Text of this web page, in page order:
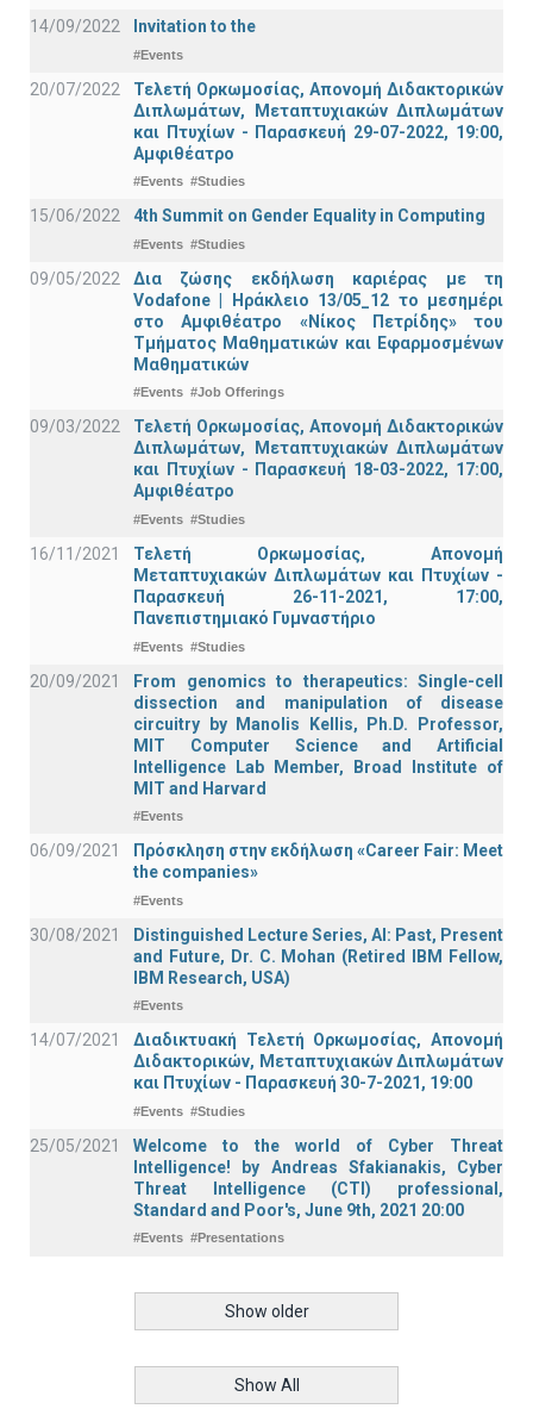
14/09/2022 Invitation to the
#Events
20/07/2022
Τελετή Ορκωμοσίας, Απονομή Διδακτορικών
Διπλωμάτων, Μεταπτυχιακών Διπλωμάτων
και Πτυχίων - Παρασκευή 29-07-2022, 19:00,
Αμφιθέατρο
#Events #Studies
15/06/2022 4th Summit on Gender Equality in Computing
#Events #Studies
09/05/2022
Δια ζώσης εκδήλωση καριέρας με τη
Vodafone | Ηράκλειο 13/05_12 το μεσημέρι
στο Αμφιθέατρο «Νίκος Πετρίδης» του
Τμήματος Μαθηματικών και Εφαρμοσμένων
Μαθηματικών
#Events #Job Offerings
09/03/2022
Τελετή Ορκωμοσίας, Απονομή Διδακτορικών
Διπλωμάτων, Μεταπτυχιακών Διπλωμάτων
και Πτυχίων - Παρασκευή 18-03-2022, 17:00,
Αμφιθέατρο
#Events #Studies
16/11/2021
Τελετή Ορκωμοσίας, Απονομή
Μεταπτυχιακών Διπλωμάτων και Πτυχίων -
Παρασκευή 26-11-2021, 17:00,
Πανεπιστημιακό Γυμναστήριο
#Events #Studies
20/09/2021
From genomics to therapeutics: Single-cell
dissection and manipulation of disease
circuitry by Manolis Kellis, Ph.D. Professor,
MIT Computer Science and Artificial
Intelligence Lab Member, Broad Institute of
MIT and Harvard
#Events
06/09/2021
Πρόσκληση στην εκδήλωση «Career Fair: Meet
the companies»
#Events
30/08/2021
Distinguished Lecture Series, ΑΙ: Past, Present
and Future, Dr. C. Mohan (Retired IBM Fellow,
IBM Research, USA)
#Events
14/07/2021
Διαδικτυακή Τελετή Ορκωμοσίας, Απονομή
Διδακτορικών, Μεταπτυχιακών Διπλωμάτων
και Πτυχίων - Παρασκευή 30-7-2021, 19:00
#Events #Studies
25/05/2021
Welcome to the world of Cyber Threat
Intelligence! by Andreas Sfakianakis, Cyber
Threat Intelligence (CTI) professional,
Standard and Poor's, June 9th, 2021 20:00
#Events #Presentations
Show older
Show All